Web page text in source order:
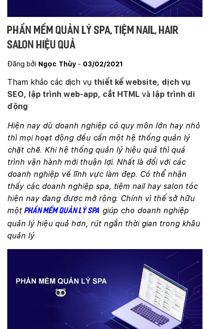
Phần mềm quản lý spa, tiệm nail, hair
salon hiệu quả
Đăng bởi Ngọc Thùy - 03/02/2021
Tham khảo các dịch vụ thiết kế website, dịch vụ
SEO, lập trình web-app, cắt HTML và lập trình di
động
Hiện nay dù doanh nghiệp có quy môn lớn hay nhỏ
thì mọi hoạt động đều cần một hệ thống quản lý
chặt chẽ. Khi hệ thống quản lý hiệu quả thì quá
trình vận hành mới thuận lợi. Nhất là đối với các
doanh nghiệp về lĩnh vực làm đẹp. Có thể nhận
thấy các doanh nghiệp spa, tiệm nail hay salon tóc
hiện nay đang được mở rộng. Chính vì thế sở hữu
một phần mềm quản lý spa giúp cho doanh nghiệp
quản lý hiệu quả hơn, rút ngắn thời gian trong khâu
quản lý